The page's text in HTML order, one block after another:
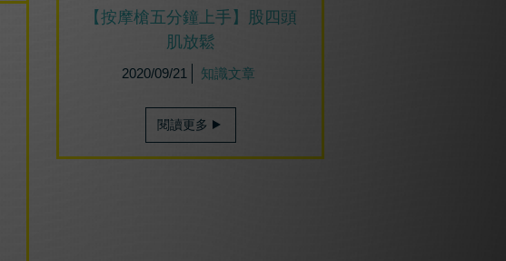
【按摩槍五分鐘上手】股四頭
肌放鬆
2020/09/21 知識文章
閱讀更多